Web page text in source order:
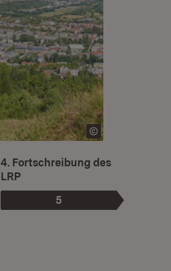
Phase
5
:
Ist die aktuelle Phase.
4. Fortschreibung des
LRP